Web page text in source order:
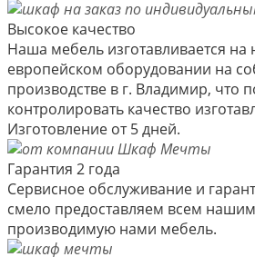
Высокое качество
Наша мебель изготавливается
европейском оборудовании на
производстве в г. Владимир, что
контролировать качество
Изготовление от 5 дней.
Гарантия 2 года
Сервисное обслуживание и
смело предоставляем всем
производимую нами мебель.